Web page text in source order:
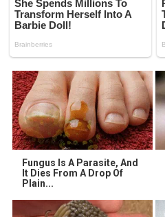
Fungus Is A Parasite, And
It Dies From A Drop Of
Plain...